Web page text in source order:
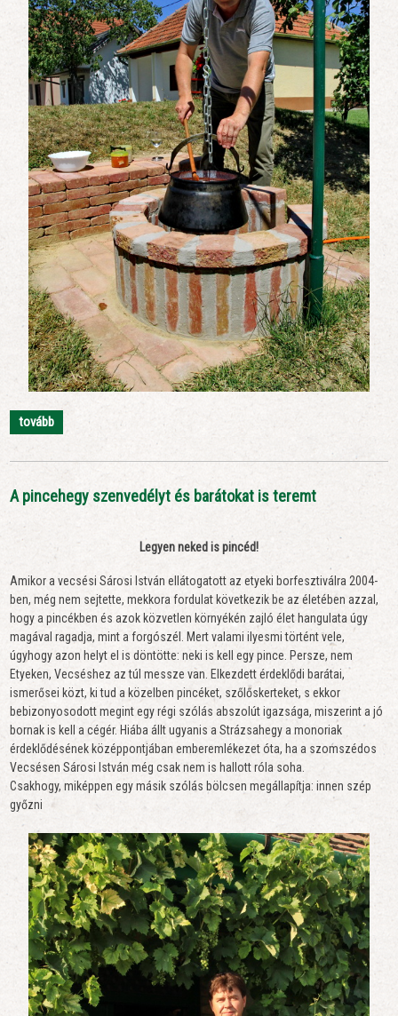
tovább
A pincehegy szenvedélyt és barátokat is teremt
Legyen neked is pincéd!
Amikor a vecsési Sárosi István ellátogatott az etyeki borfesztiválra 2004-
ben, még nem sejtette, mekkora fordulat következik be az életében azzal,
hogy a pincékben és azok közvetlen környékén zajló élet hangulata úgy
magával ragadja, mint a forgószél. Mert valami ilyesmi történt vele,
úgyhogy azon helyt el is döntötte: neki is kell egy pince. Persze, nem
Etyeken, Vecséshez az túl messze van. Elkezdett érdeklődi barátai,
ismerősei közt, ki tud a közelben pincéket, szőlőskerteket, s ekkor
bebizonyosodott megint egy régi szólás abszolút igazsága, miszerint a jó
bornak is kell a cégér. Hiába állt ugyanis a Strázsahegy a monoriak
érdeklődésének középpontjában emberemlékezet óta, ha a szomszédos
Vecsésen Sárosi István még csak nem is hallott róla soha.
Csakhogy, miképpen egy másik szólás bölcsen megállapítja: innen szép
győzni